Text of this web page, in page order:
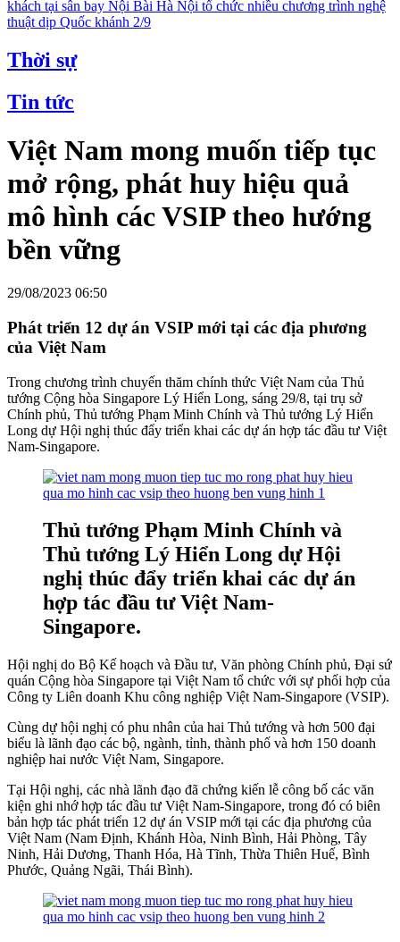
khách tại sân bay Nội Bài Hà Nội tổ chức nhiều chương trình nghệ
thuật dịp Quốc khánh 2/9
Thời sự
Tin tức
Việt Nam mong muốn tiếp tục
mở rộng, phát huy hiệu quả
mô hình các VSIP theo hướng
bền vững
29/08/2023 06:50
Phát triển 12 dự án VSIP mới tại các địa phương
của Việt Nam
Trong chương trình chuyến thăm chính thức Việt Nam của Thủ
tướng Cộng hòa Singapore Lý Hiển Long, sáng 29/8, tại trụ sở
Chính phủ, Thủ tướng Phạm Minh Chính và Thủ tướng Lý Hiển
Long dự Hội nghị thúc đẩy triển khai các dự án hợp tác đầu tư Việt
Nam-Singapore.
Thủ tướng Phạm Minh Chính và
Thủ tướng Lý Hiển Long dự Hội
nghị thúc đẩy triển khai các dự án
hợp tác đầu tư Việt Nam-
Singapore.
Hội nghị do Bộ Kế hoạch và Đầu tư, Văn phòng Chính phủ, Đại sứ
quán Cộng hòa Singapore tại Việt Nam tổ chức với sự phối hợp của
Công ty Liên doanh Khu công nghiệp Việt Nam-Singapore (VSIP).
Cùng dự hội nghị có phu nhân của hai Thủ tướng và hơn 500 đại
biểu là lãnh đạo các bộ, ngành, tỉnh, thành phố và hơn 150 doanh
nghiệp hai nước Việt Nam, Singapore.
Tại Hội nghị, các nhà lãnh đạo đã chứng kiến lễ công bố các văn
kiện ghi nhớ hợp tác đầu tư Việt Nam-Singapore, trong đó có biên
bản hợp tác phát triển 12 dự án VSIP mới tại các địa phương của
Việt Nam (Nam Định, Khánh Hòa, Ninh Bình, Hải Phòng, Tây
Ninh, Hải Dương, Thanh Hóa, Hà Tĩnh, Thừa Thiên Huế, Bình
Phước, Quảng Ngãi, Thái Bình).